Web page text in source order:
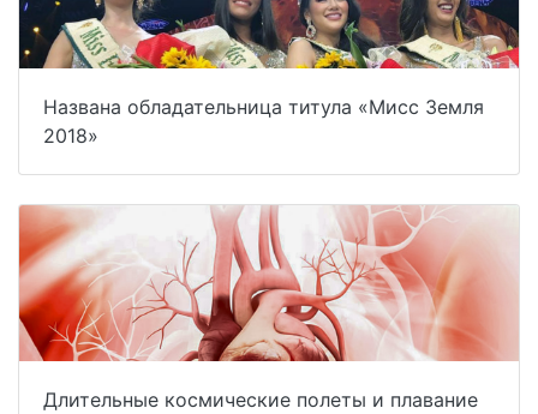
Названа обладательница титула «Мисс Земля
2018»
Длительные космические полеты и плавание